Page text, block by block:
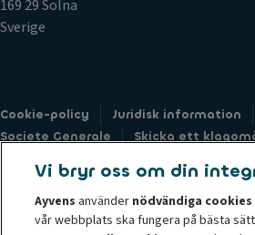
169 29 Solna
Sverige
Cookie-policy Juridisk information
Societe Generale
Skicka ett
Formulär för förfrågning kring
Vi bryr oss om din
Ayvens använder nödvändiga cookies
vår webbplats ska fungera på bästa